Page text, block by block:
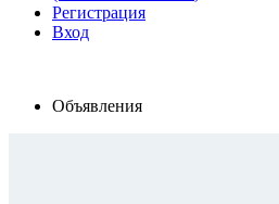
Регистрация
Вход
Объявления